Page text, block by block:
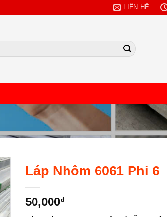
LIÊN HỆ
Láp Nhôm 6061 Phi 6
50,000₫
TẢI BẢNG GIÁ
NHẬP SỐ SĐT/ZALO